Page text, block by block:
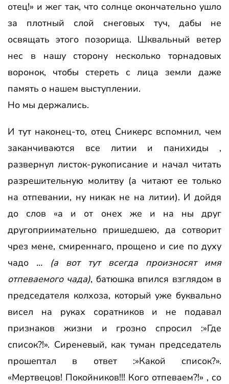
отец!» и жег так, что солнце окончательно ушло
за плотный слой снеговых туч, дабы не
освящать этого позорища. Шквальный ветер
нес в нашу сторону несколько торнадовых
воронок, чтобы стереть с лица земли даже
память о нашем выступлении.
Но мы держались.
И тут наконец-то, отец Сникерс вспомнил, чем
заканчиваются все литии и панихиды ,
развернул листок-рукописание и начал читать
разрешительную молитву (а читают ее только
на отпевании, ну никак не на литии). И дойдя
до слов «а и от онех же и на ны друг
другоприимательно пришедшею, да сотворит
чрез мене, смиреннаго, прощено и сие по духу
чадо … (а вот тут всегда произносят имя
отпеваемого чада), батюшка впился взглядом в
председателя колхоза, который уже буквально
висел на руках соратников и не подавал
признаков жизни и грозно спросил :»Где
список?!». Сиреневый, как туман председатель
прошептал в ответ :»Какой список?».
«Мертвецов! Покойников!!! Кого отпеваем?!» , со